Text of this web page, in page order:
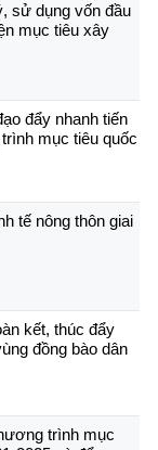
sử dụng vốn đầu
mục tiêu xây
đẩy nhanh tiến
mục tiêu quốc
tế nông thôn giai
kết, thúc đẩy
đồng bào dân
trình mục